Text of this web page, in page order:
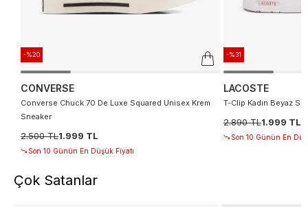
-%20
CONVERSE
Converse Chuck 70 De Luxe Squared Unisex Krem
Sneaker
2.500 TL1.999 TL
Son 10 Günün En Düşük Fiyatı
-%31
LACOSTE
T-Clip Kadın Beyaz
2.890 TL1.999 TL
Son 10 Günün En
Çok Satanlar